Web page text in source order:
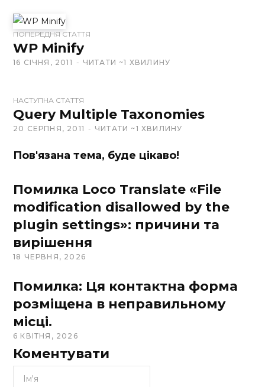
W
e
b
s
t
e
ПОПЕРЕДНЯ СТАТТЯ
WP Minify
16 СІЧНЯ, 2011 ЧИТАТИ ~1 ХВИЛИНУ
НАСТУПНА СТАТТЯ
Query Multiple Taxonomies
20 СЕРПНЯ, 2011 ЧИТАТИ ~1 ХВИЛИНУ
Пов'язана тема, буде цікаво!
Помилка Loco Translate «File
modification disallowed by the
plugin settings»: причини та
вирішення
18 ЧЕРВНЯ, 2026
Помилка: Ця контактна форма
розміщена в неправильному
місці.
6 КВІТНЯ, 2026
Коментувати